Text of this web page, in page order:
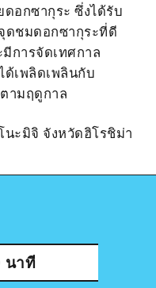
อกซากุระ ซึ่งได้รับ
จุดชมดอกซากุระที่ดี
การจัดเทศกาล
เพลิดเพลินกับ
ามฤดูกาล
นะมิจิ จังหวัดฮิโรชิม่า
นาที